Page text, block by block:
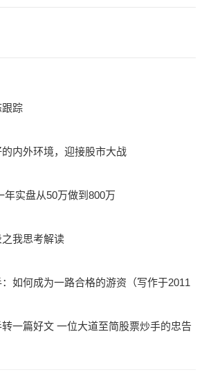
踪
内外环境，迎接股市大战
年实盘从50万做到800万
我思考解读
如何成为一路合格的游资（写作于2011
一篇好文 一位大道至简股票炒手的忠告